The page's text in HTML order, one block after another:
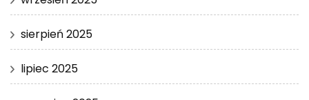
sierpień 2025
lipiec 2025